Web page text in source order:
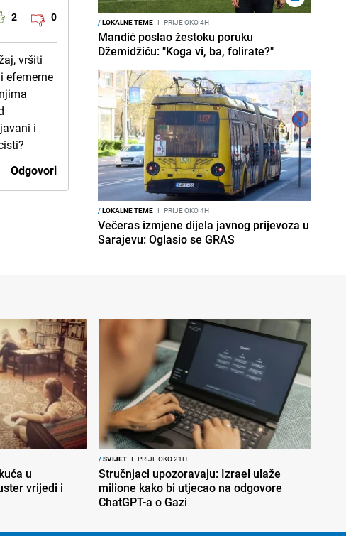
2 0
vršiti
efemerne
i
Odgovori
/LOKALNE TEME I PRIJE OKO 4H
Mandić poslao žestoku poruku
Džemidžiću: "Koga vi, ba, folirate?"
/LOKALNE TEME I PRIJE OKO 4H
Večeras izmjene dijela javnog prijevoza u
Sarajevu: Oglasio se GRAS
u
vrijedi i
/SVIJET I PRIJE OKO 21H
Stručnjaci upozoravaju: Izrael ulaže
milione kako bi utjecao na odgovore
ChatGPT-a o Gazi